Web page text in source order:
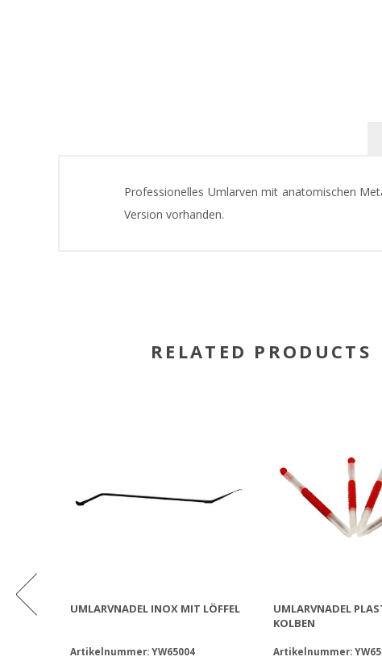
Professionelles Umlarven mit anatomischen
Version vorhanden.
RELATED PRODUCTS
UMLARVNADEL INOX MIT LÖFFEL
Artikelnummer: YW65004
UMLARVNADEL
KOLBEN
Artikelnummer: